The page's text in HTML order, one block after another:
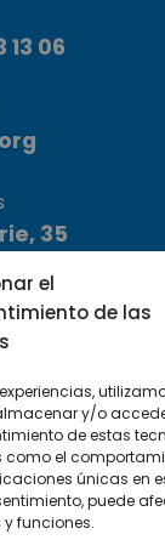
el
de las
y/o
de estas
como el
únicas en
puede
funciones.
13 06
35
a nuestra
AQUÍ